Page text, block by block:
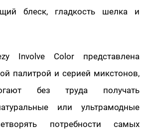
блеск, гладкость шелка и
Involve Color представлена
палитрой и серией микстонов,
без труда получать
или ультрамодные
потребности самых